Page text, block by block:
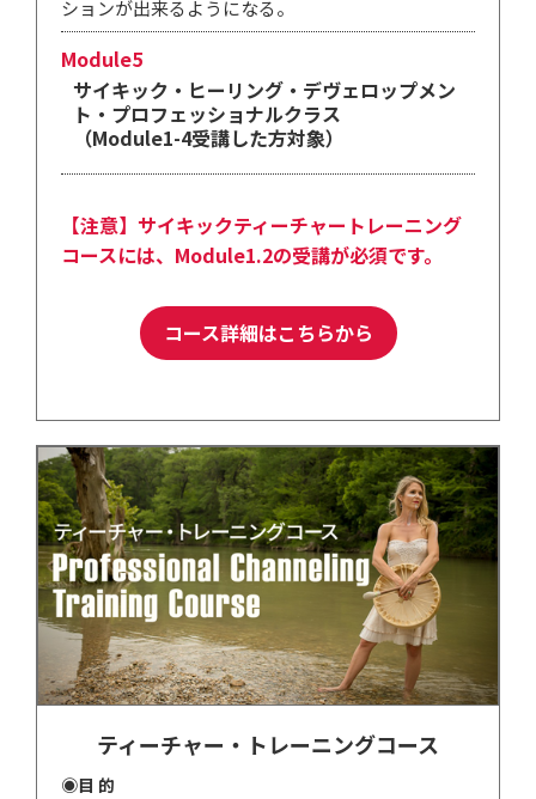
ションが出来るようになる。
Module5
サイキック・ヒーリング・デヴェロップメン
ト・プロフェッショナルクラス
（Module1-4受講した方対象）
【注意】サイキックティーチャートレーニング
コースには、Module1.2の受講が必須です。
コース詳細はこちらから
ティーチャー・トレーニングコース
◉目 的